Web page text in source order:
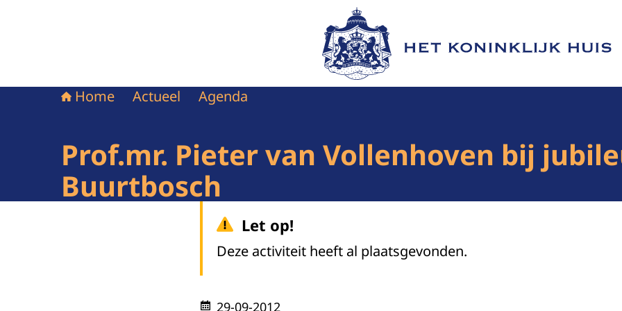
Naar de homepage van Het Koninklijk Huis
Home Actueel Agenda
Prof.mr. Pieter van Vollenhoven bij
Buurtbosch
Let op!
Deze activiteit heeft al plaatsgevonden.
29-09-2012